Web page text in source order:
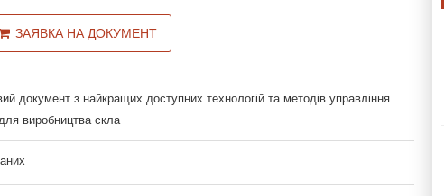
ЗАЯВКА НА ДОКУМЕНТ
документ з найкращих доступних технологій та методів управління
виробництва скла